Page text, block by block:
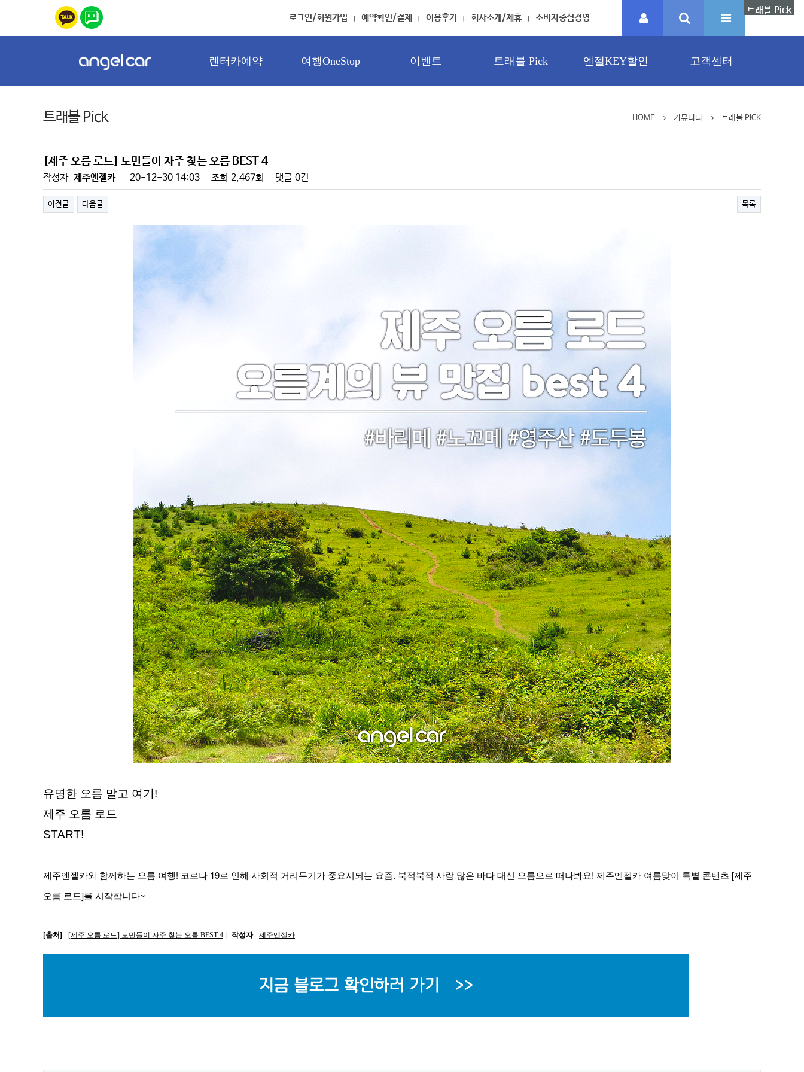
로그인/회원가입 예약확인/결제 이용후기 회사소개/제휴 소비자중심경영
렌터카예약 여행OneStop 이벤트 트래블 Pick 엔젤KEY할인 고객센터
트래블 Pick HOME 커뮤니티 트래블 PICK
트래블 Pick
[제주 오름 로드] 도민들이 자주 찾는 오름 BEST 4
작성자 제주엔젤카 20-12-30 14:03 조회 2,467회 댓글 0건
이전글 다음글 목록
유명한 오름 말고 여기!
제주 오름 로드
START!
제주엔젤카와 함께하는 오름 여행! 코로나 19로 인해 사회적 거리두기가 중요시되는 요즘. 북적북적 사람 많은 바다 대신 오름으로 떠나봐요! 제주엔젤카 여름맞이 특별 콘텐츠 [제주
오름 로드]를 시작합니다~
[출처] [제주 오름 로드] 도민들이 자주 찾는 오름 BEST 4 작성자 제주엔젤카